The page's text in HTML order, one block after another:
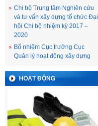
Chi bộ Trung tâm Nghiên cứu
và tư vấn xây dựng tổ chức Đại
hội Chi bộ nhiệm kỳ 2017 –
2020
Bổ nhiệm Cục trưởng Cục
Quản lý hoạt động xây dựng
HOẠT ĐỘNG